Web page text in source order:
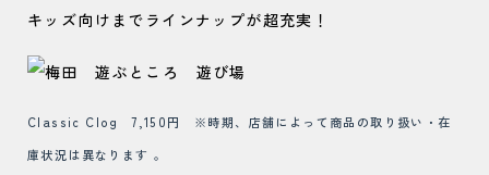
キッズ向けまでラインナップが超充実！
Classic Clog 7,150円 ※時期、店舗によって商品の取り扱い・在
庫状況は異なります 。